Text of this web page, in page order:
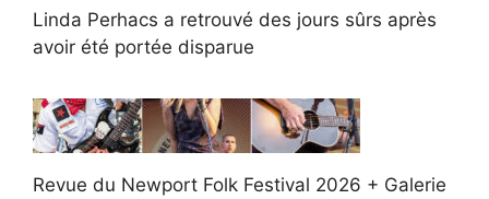
Linda Perhacs a retrouvé des jours sûrs après
avoir été portée disparue
Revue du Newport Folk Festival 2026 + Galerie